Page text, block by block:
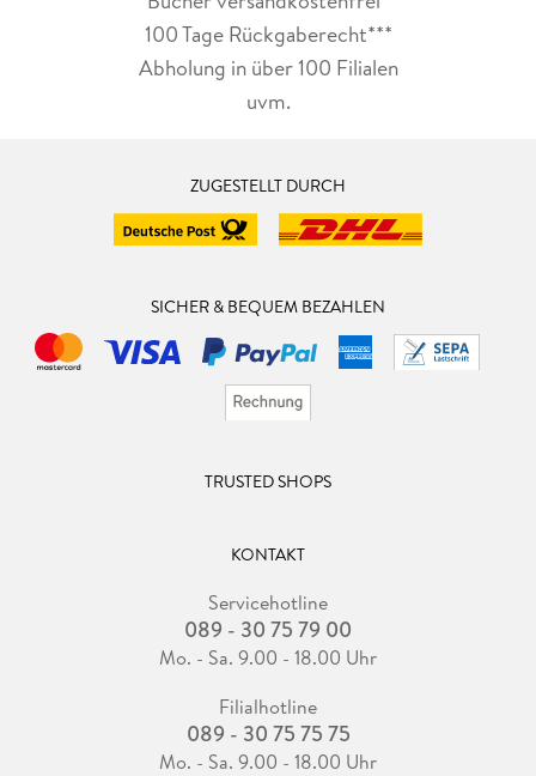
100 Tage Rückgaberecht***
Abholung in über 100 Filialen
uvm.
ZUGESTELLT DURCH
SICHER & BEQUEM BEZAHLEN
TRUSTED SHOPS
KONTAKT
Servicehotline
089 - 30 75 79 00
Mo. - Sa. 9.00 - 18.00 Uhr
Filialhotline
089 - 30 75 75 75
Mo. - Sa. 9.00 - 18.00 Uhr